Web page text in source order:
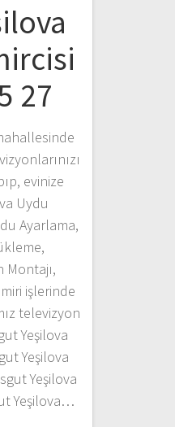
27
evinize
Uydu
Ayarlama,
Montajı,
işlerinde
televizyon
Yeşilova
Yeşilova
Yeşilova
Yeşilova…